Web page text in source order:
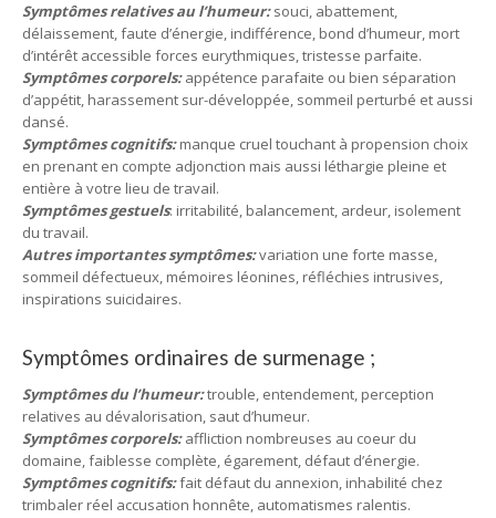
Symptômes relatives au l’humeur:souci, abattement,
délaissement, faute d’énergie, indifférence, bond d’humeur, mort
d’intérêt accessible forces eurythmiques, tristesse parfaite.
Symptômes corporels:appétence parafaite ou bien séparation
d’appétit, harassement sur-développée, sommeil perturbé et aussi
dansé.
Symptômes cognitifs:manque cruel touchant à propension choix
en prenant en compte adjonction mais aussi léthargie pleine et
entière à votre lieu de travail.
Symptômes gestuels: irritabilité, balancement, ardeur, isolement
du travail.
Autres importantes symptômes:variation une forte masse,
sommeil défectueux, mémoires léonines, réfléchies intrusives,
inspirations suicidaires.
Symptômes ordinaires de surmenage ;
Symptômes du l’humeur:trouble, entendement, perception
relatives au dévalorisation, saut d’humeur.
Symptômes corporels:affliction nombreuses au coeur du
domaine, faiblesse complète, égarement, défaut d’énergie.
Symptômes cognitifs:fait défaut du annexion, inhabilité chez
trimbaler réel accusation honnête, automatismes ralentis.